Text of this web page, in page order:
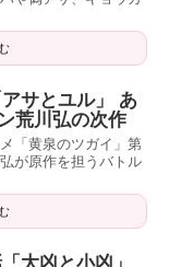
サとユル」 あ
荒川弘の次作
「黄泉のツガイ」第
が原作を担うバトル